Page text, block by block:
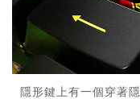
隱形鍵上有一個穿著